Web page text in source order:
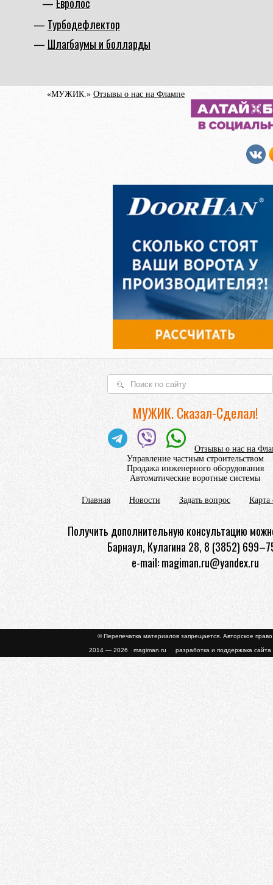
Турбодефлектор
Шлагбаумы и болларды
«МУЖИК.» Отзывы о нас на Флампе
МУЖИК. Сказал-Сделал!
Отзывы о нас на
Управление частным строительством
Продажа инженерного оборудования
Автоматические воротные системы
Главная Новости Задать вопрос Карта
Получить дополнительную консультацию
Барнаул, Кулагина 28, 8 (3852)
e-mail: magiman.ru@yandex.ru
© Перепечатка материалов запрещается. Авторское
2014 — 2026 magiman.ru разработка и поддержака сайта